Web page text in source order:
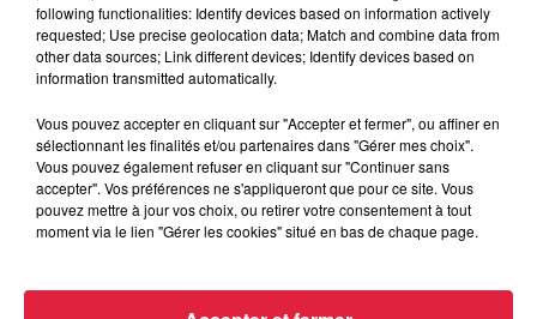
24eme bourse expo ornithologique le 3 novembre 2018 de
Grande bourse aux oiseaux, oiseaux en semi liberté,
démonstration d élevage à la main de jeunes oisillons, stand
matériels et aliments pour oiseaux. Repas sur place
réservations au 0686627067 4 euro l entrée et gratuit pour
following functionalities: Identify devices based on information actively
requested; Use precise geolocation data; Match and combine data from
other data sources; Link different devices; Identify devices based on
information transmitted automatically.
Vous pouvez accepter en cliquant sur "Accepter et fermer", ou affiner en
sélectionnant les finalités et/ou partenaires dans "Gérer mes choix".
Vous pouvez également refuser en cliquant sur "Continuer sans
accepter". Vos préférences ne s'appliqueront que pour ce site. Vous
pouvez mettre à jour vos choix, ou retirer votre consentement à tout
moment via le lien "Gérer les cookies" situé en bas de chaque page.